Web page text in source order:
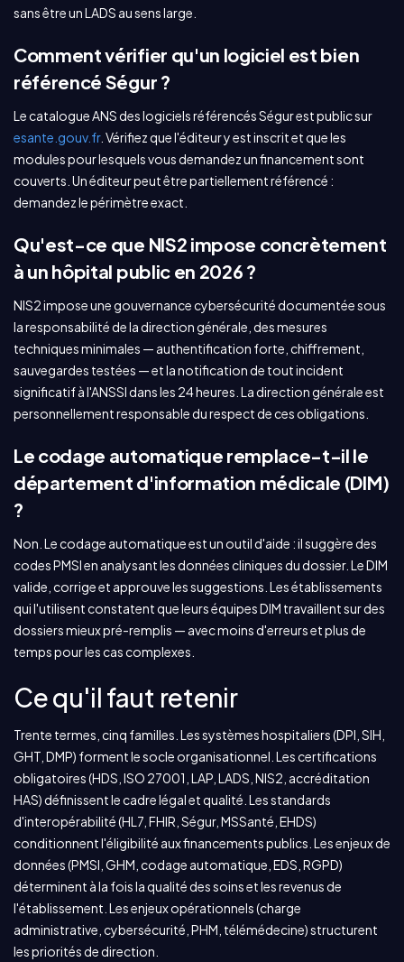
sans être un LADS au sens large.
Comment vérifier qu'un logiciel est bien
référencé Ségur ?
Le catalogue ANS des logiciels référencés Ségur est public sur
esante.gouv.fr. Vérifiez que l'éditeur y est inscrit et que les
modules pour lesquels vous demandez un financement sont
couverts. Un éditeur peut être partiellement référencé :
demandez le périmètre exact.
Qu'est-ce que NIS2 impose concrètement
à un hôpital public en 2026 ?
NIS2 impose une gouvernance cybersécurité documentée sous
la responsabilité de la direction générale, des mesures
techniques minimales — authentification forte, chiffrement,
sauvegardes testées — et la notification de tout incident
significatif à l'ANSSI dans les 24 heures. La direction générale est
personnellement responsable du respect de ces obligations.
Le codage automatique remplace-t-il le
département d'information médicale (DIM)
?
Non. Le codage automatique est un outil d'aide : il suggère des
codes PMSI en analysant les données cliniques du dossier. Le DIM
valide, corrige et approuve les suggestions. Les établissements
qui l'utilisent constatent que leurs équipes DIM travaillent sur des
dossiers mieux pré-remplis — avec moins d'erreurs et plus de
temps pour les cas complexes.
Ce qu'il faut retenir
Trente termes, cinq familles. Les systèmes hospitaliers (DPI, SIH,
GHT, DMP) forment le socle organisationnel. Les certifications
obligatoires (HDS, ISO 27001, LAP, LADS, NIS2, accréditation
HAS) définissent le cadre légal et qualité. Les standards
d'interopérabilité (HL7, FHIR, Ségur, MSSanté, EHDS)
conditionnent l'éligibilité aux financements publics. Les enjeux de
données (PMSI, GHM, codage automatique, EDS, RGPD)
déterminent à la fois la qualité des soins et les revenus de
l'établissement. Les enjeux opérationnels (charge
administrative, cybersécurité, PHM, télémédecine) structurent
les priorités de direction.